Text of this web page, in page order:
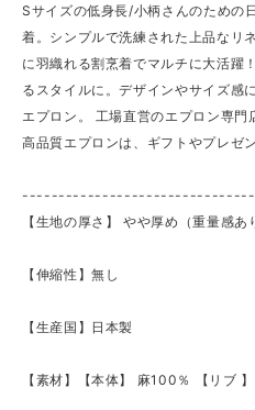
Sサイズの低身長/小柄さんのための
着。シンプルで洗練された上品なリ
に羽織れる割烹着でマルチに大活躍
るスタイルに。デザインやサイズ感
エプロン。 工場直営のエプロン専
高品質エプロンは、ギフトやプレゼ
【生地の厚さ】 やや厚め（重量感あ
【伸縮性】無し
【生産国】日本製
【素材】【本体】 麻100％ 【リブ